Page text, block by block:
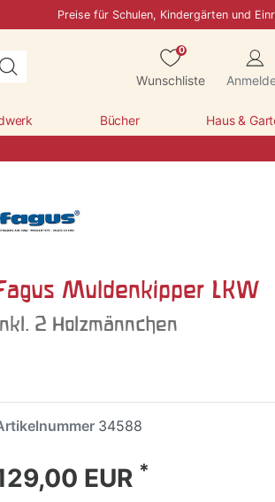
Preise für Schulen, Kindergärten und
0
Wunschliste
Bücher Haus &
Muldenkipper LKW
2 Holzmännchen
34588
EUR *